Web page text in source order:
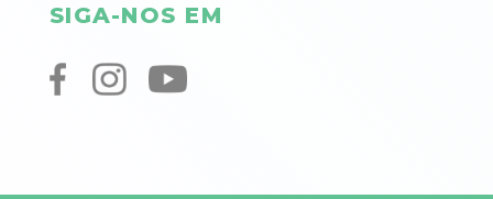
SIGA-NOS EM